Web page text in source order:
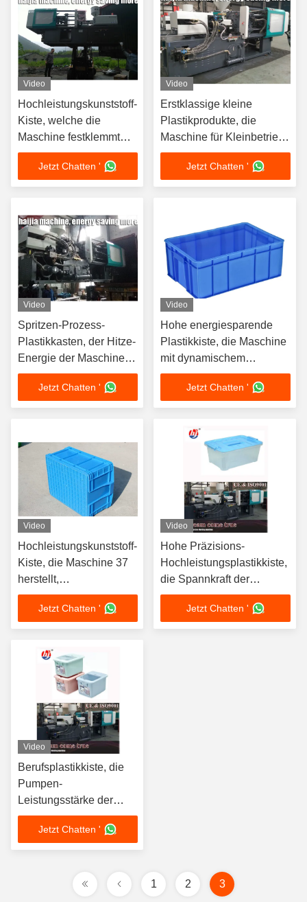
Video
Hochleistungskunststoff-
Kiste, welche die
Maschine festklemmt
Toggle-Anschlag
745mm herstellt
Jetzt Chatten '
Video
Erstklassige kleine
Plastikprodukte, die
Maschine für Kleinbetrieb
1200 KN herstellen
Jetzt Chatten '
Video
Spritzen-Prozess-
Plastikkasten, der Hitze-
Energie der Maschinen-
56.7kw macht
Jetzt Chatten '
Video
Hohe energiesparende
Plastikkiste, die Maschine
mit dynamischem
ServoKontrollsystem
herstelltJetzt Chatten '
Video
Hochleistungskunststoff-
Kiste, die Maschine 37
herstellt,
Leistungsstärke zu
pumpen
Jetzt Chatten '
Video
Hohe Präzisions-
Hochleistungsplastikkiste,
die Spannkraft der
Maschinen-7800KN macht
Jetzt Chatten '
Video
Berufsplastikkiste, die
Pumpen-
Leistungsstärke der
Maschinen-37+30KW
machtJetzt Chatten '
1 2 3